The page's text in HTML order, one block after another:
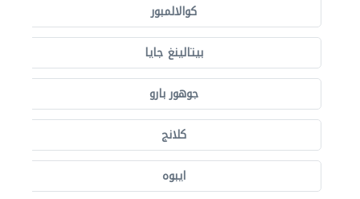
كوالالمبور
بيتالينغ جايا
جوهور بارو
كلانج
ايبوه